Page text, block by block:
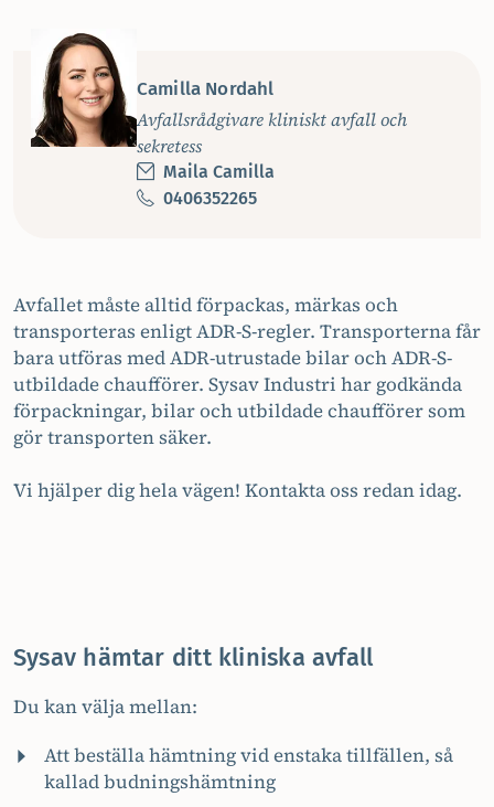
Camilla Nordahl
Avfallsrådgivare kliniskt avfall och
sekretess
Maila Camilla
0406352265
Avfallet måste alltid förpackas, märkas och
transporteras enligt ADR-S-regler. Transporterna får
bara utföras med ADR-utrustade bilar och ADR-S-
utbildade chaufförer. Sysav Industri har godkända
förpackningar, bilar och utbildade chaufförer som
gör transporten säker.
Vi hjälper dig hela vägen! Kontakta oss redan idag.
Sysav hämtar ditt kliniska avfall
Du kan välja mellan:
Att beställa hämtning vid enstaka tillfällen, så
kallad budningshämtning